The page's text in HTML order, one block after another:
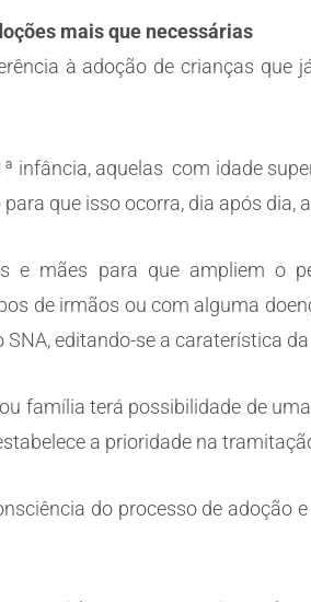
mais que necessárias
à adoção de crianças
infância, aquelas com idade
que isso ocorra, dia após dia,
e mães para que ampliem o
de irmãos ou com alguma
editando-se a caraterística
família terá possibilidade de
a prioridade na
do processo de adoção